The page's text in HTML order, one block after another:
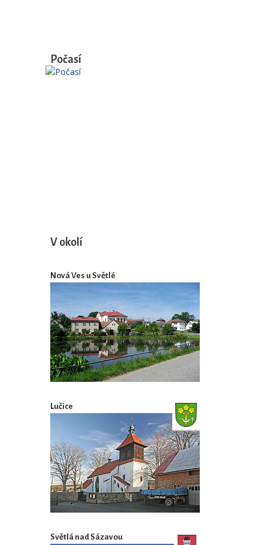
Počasí
V okolí
Nová Ves u Světlé
Lučice
Světlá nad Sázavou